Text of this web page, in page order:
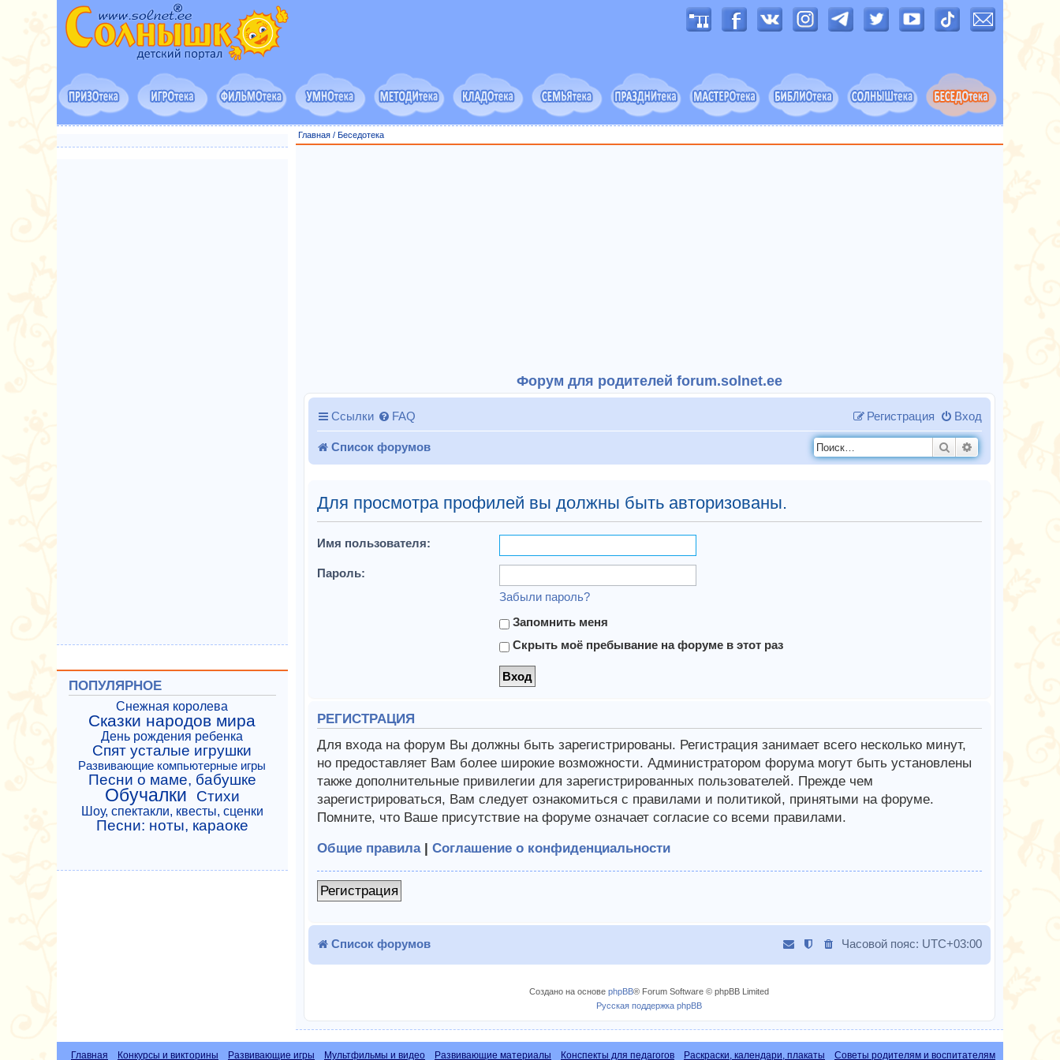
Главная/ Беседотека
Форум для родителей forum.solnet.ee
Ссылки FAQ Вход
Регистрация
Список форумов Поиск
Для просмотра профилей вы должны быть авторизованы.
Имя пользователя:
Пароль:
Забыли пароль?
Запомнить меня
Скрыть моё пребывание на форуме в этот раз
РЕГИСТРАЦИЯ
Для входа на форум Вы должны быть зарегистрированы. Регистрация занимает всего несколько минут,
но предоставляет Вам более широкие возможности. Администратором форума могут быть установлены
также дополнительные привилегии для зарегистрированных пользователей. Прежде чем
зарегистрироваться, Вам следует ознакомиться с правилами и политикой, принятыми на форуме.
Помните, что Ваше присутствие на форуме означает согласие со всеми правилами.
Общие правила| Соглашение о конфиденциальности
Регистрация
Список форумов Часовой пояс: UTC+03:00
Создано на основеphpBB® Forum Software © phpBB Limited
Русская поддержка phpBB
ПОПУЛЯРНОЕ
Снежная королева
Сказки народов мира
День рождения ребенка
Спят усталые игрушки
Развивающие компьютерные игры
Песни о маме, бабушке
Обучалки Стихи
Шоу, спектакли, квесты, сценки
Песни: ноты, караоке
Главная Конкурсы и викторины Развивающие игры Мультфильмы и видео Развивающие материалы Конспекты для педагогов Раскраски, календари, плакаты Советы родителям и воспитателям